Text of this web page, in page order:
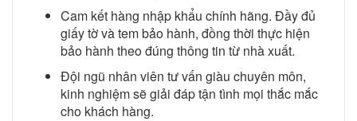
Cam kết hàng nhập khẩu chính hãng. Đầy đủ
giấy tờ và tem bảo hành, đồng thời thực hiện
bảo hành theo đúng thông tin từ nhà xuất.
Đội ngũ nhân viên tư vấn giàu chuyên môn,
kinh nghiệm sẽ giải đáp tận tình mọi thắc mắc
cho khách hàng.